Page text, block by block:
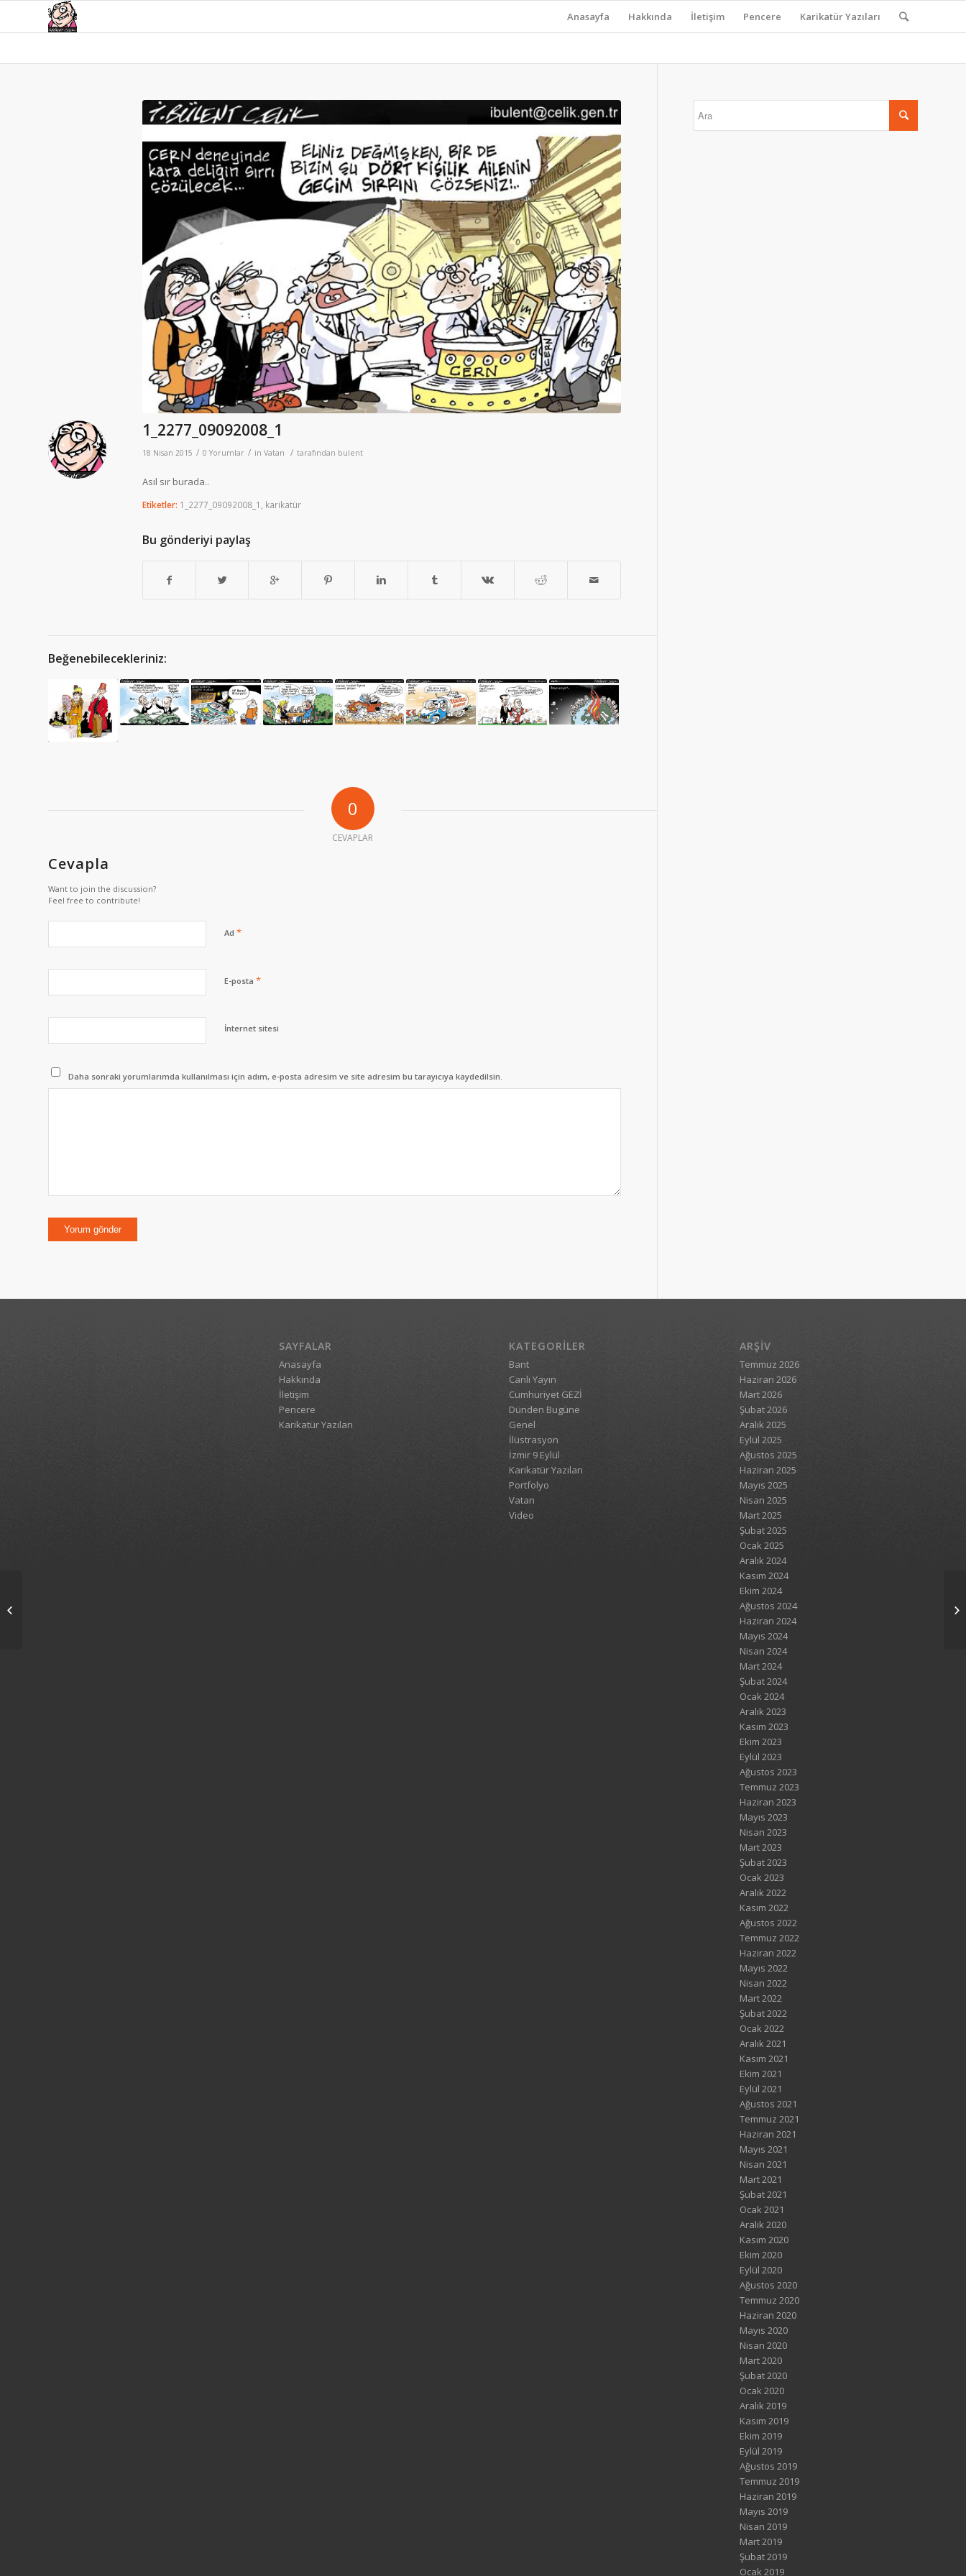
Anasayfa Hakkında İletişim Pencere Karikatür Yazıları
1_2277_09092008_1
18 Nisan 2015 / 0 Yorumlar / in Vatan / tarafından bulent
Asıl sır burada..
Etiketler: 1_2277_09092008_1 , karikatür
Bu gönderiyi paylaş
Beğenebilecekleriniz:
0
CEVAPLAR
Cevapla
Want to join the discussion?
Feel free to contribute!
Ad *
E-posta *
İnternet sitesi
Daha sonraki yorumlarımda kullanılması için adım, e-posta adresim ve site adresim bu tarayıcıya kaydedilsin.
SAYFALAR
Anasayfa
Hakkında
İletişim
Pencere
Karikatür Yazıları
KATEGORILER
Bant
Canlı Yayın
Cumhuriyet GEZİ
Dünden Bugüne
Genel
İlüstrasyon
İzmir 9 Eylül
Karikatür Yazıları
Portfolyo
Vatan
Video
ARŞIV
Temmuz 2026
Haziran 2026
Mart 2026
Şubat 2026
Aralık 2025
Eylül 2025
Ağustos 2025
Haziran 2025
Mayıs 2025
Nisan 2025
Mart 2025
Şubat 2025
Ocak 2025
Aralık 2024
Kasım 2024
Ekim 2024
Ağustos 2024
Haziran 2024
Mayıs 2024
Nisan 2024
Mart 2024
Şubat 2024
Ocak 2024
Aralık 2023
Kasım 2023
Ekim 2023
Eylül 2023
Ağustos 2023
Temmuz 2023
Haziran 2023
Mayıs 2023
Nisan 2023
Mart 2023
Şubat 2023
Ocak 2023
Aralık 2022
Kasım 2022
Ağustos 2022
Temmuz 2022
Haziran 2022
Mayıs 2022
Nisan 2022
Mart 2022
Şubat 2022
Ocak 2022
Aralık 2021
Kasım 2021
Ekim 2021
Eylül 2021
Ağustos 2021
Temmuz 2021
Haziran 2021
Mayıs 2021
Nisan 2021
Mart 2021
Şubat 2021
Ocak 2021
Aralık 2020
Kasım 2020
Ekim 2020
Eylül 2020
Ağustos 2020
Temmuz 2020
Haziran 2020
Mayıs 2020
Nisan 2020
Mart 2020
Şubat 2020
Ocak 2020
Aralık 2019
Kasım 2019
Ekim 2019
Eylül 2019
Ağustos 2019
Temmuz 2019
Haziran 2019
Mayıs 2019
Nisan 2019
Mart 2019
Şubat 2019
Ocak 2019